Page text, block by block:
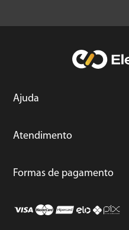
Ajuda
Atendimento
Formas de pagamento